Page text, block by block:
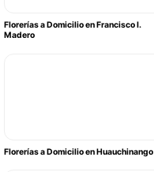
Florerías a Domicilio en Francisco I.
Madero
Florerías a Domicilio en Huauchinango